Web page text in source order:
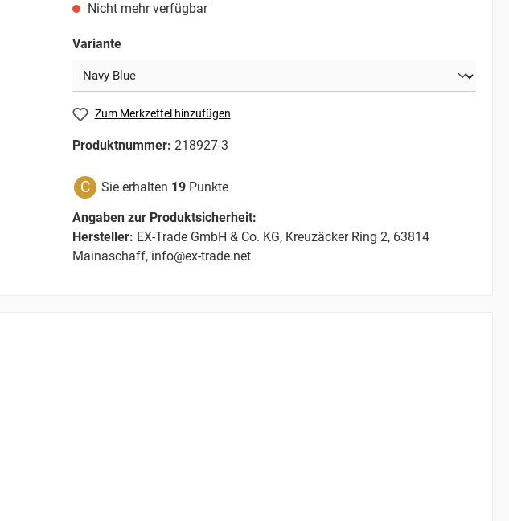
Nicht mehr verfügbar
Variante
Zum Merkzettel hinzufügen
Produktnummer: 218927-3
C Sie erhalten 19 Punkte
Angaben zur Produktsicherheit:
Hersteller: EX-Trade GmbH & Co. KG, Kreuzäcker Ring 2, 63814
Mainaschaff, info@ex-trade.net